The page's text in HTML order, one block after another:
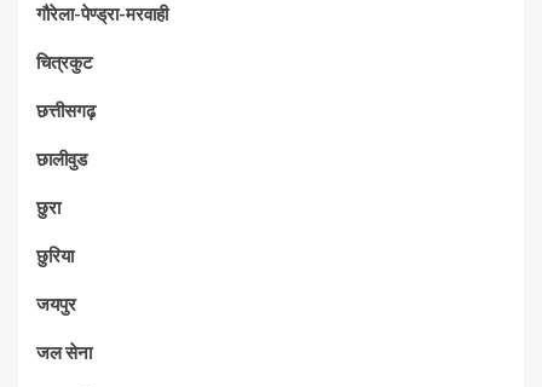
गौरेला-पेण्ड्रा-मरवाही
चित्रकुट
छत्तीसगढ़
छालीवुड
छुरा
छुरिया
जयपुर
जल सेना